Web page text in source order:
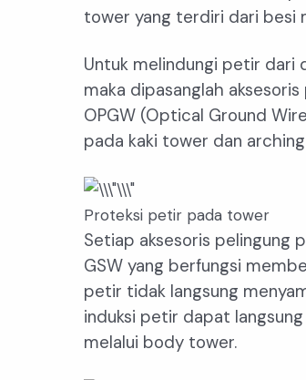
tower yang terdiri dari besi
Untuk melindungi petir dari
maka dipasanglah
OPGW (Optical Ground
pada kaki tower dan
Proteksi petir pada tower
Setiap aksesoris pelingung
GSW yang berfungsi
petir tidak langsung
induksi petir dapat
melalui body tower.